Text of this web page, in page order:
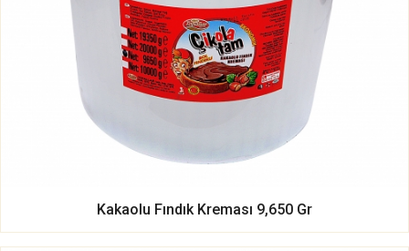
Kakaolu Fındık Kreması 9,650 Gr